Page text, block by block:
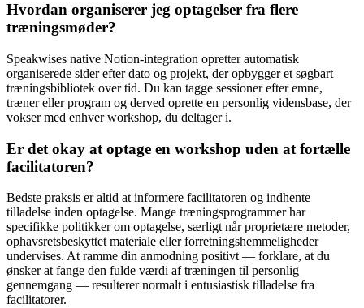
Hvordan organiserer jeg optagelser fra flere
træningsmøder?
Speakwises native Notion-integration opretter automatisk
organiserede sider efter dato og projekt, der opbygger et søgbart
træningsbibliotek over tid. Du kan tagge sessioner efter emne,
træner eller program og derved oprette en personlig vidensbase, der
vokser med enhver workshop, du deltager i.
Er det okay at optage en workshop uden at fortælle
facilitatoren?
Bedste praksis er altid at informere facilitatoren og indhente
tilladelse inden optagelse. Mange træningsprogrammer har
specifikke politikker om optagelse, særligt når proprietære metoder,
ophavsretsbeskyttet materiale eller forretningshemmeligheder
undervises. At ramme din anmodning positivt — forklare, at du
ønsker at fange den fulde værdi af træningen til personlig
gennemgang — resulterer normalt i entusiastisk tilladelse fra
facilitatorer.